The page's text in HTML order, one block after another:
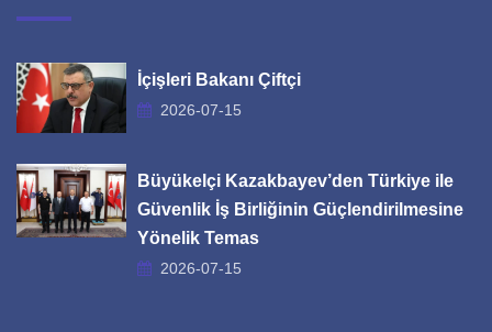
İçişleri Bakanı Çiftçi
2026-07-15
Büyükelçi Kazakbayev’den Türkiye ile
Güvenlik İş Birliğinin Güçlendirilmesine
Yönelik Temas
2026-07-15